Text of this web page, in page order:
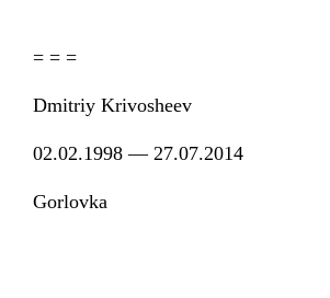
= = =
Dmitriy Krivosheev
02.02.1998 — 27.07.2014
Gorlovka